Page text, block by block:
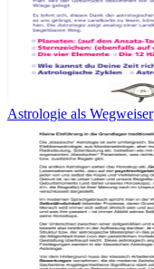
Astrologie als Wegweiser